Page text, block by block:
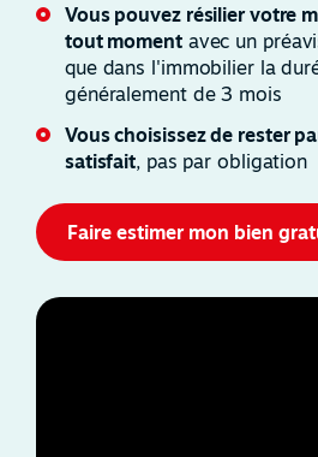
Vous pouvez résilier votre
tout momentavec un
que dans l'immobilier la
généralement de 3 mois
Vous choisissez de rester
satisfait, pas par obligation
Faire estimer mon bien